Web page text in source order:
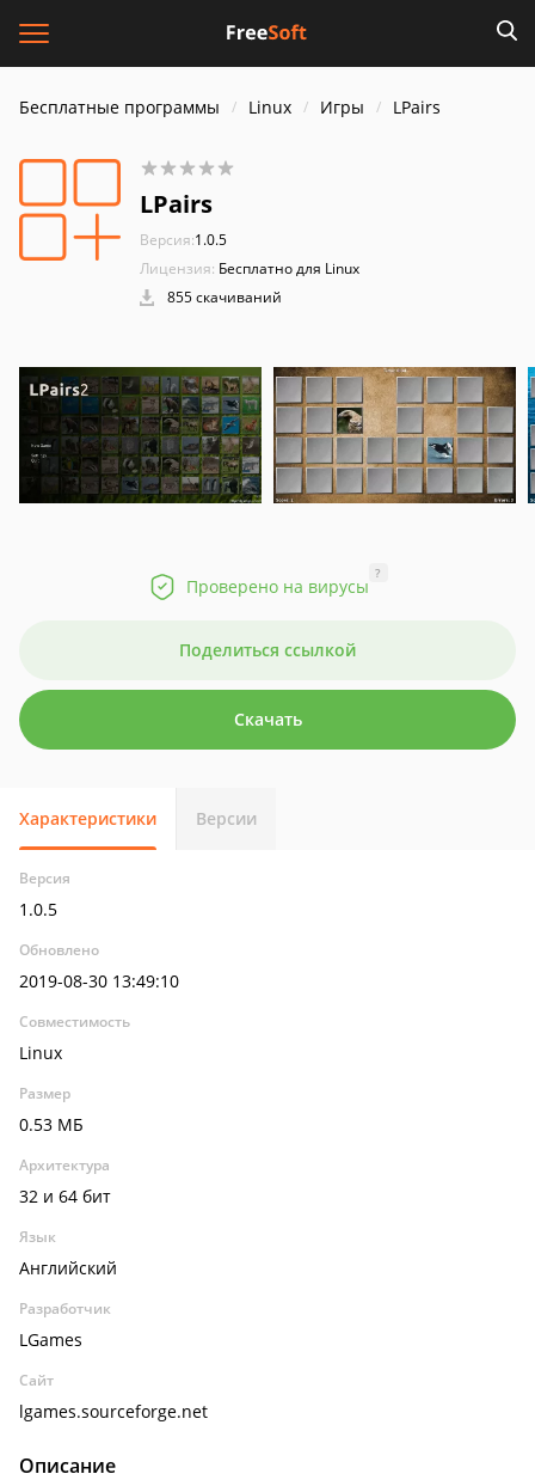
Бесплатные программы Linux Игры LPairs
LPairs
Версия:1.0.5
Лицензия: Бесплатно для Linux
855 скачиваний
Проверено на вирусы
?
Поделиться ссылкой
Скачать
Характеристики Версии
Версия
1.0.5
Обновлено
2019-08-30 13:49:10
Совместимость
Linux
Размер
0.53 МБ
Архитектура
32 и 64 бит
Язык
Английский
Разработчик
LGames
Сайт
lgames.sourceforge.net
Описание